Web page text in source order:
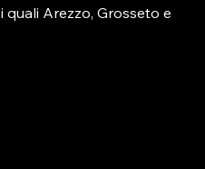
Arezzo, Grosseto e